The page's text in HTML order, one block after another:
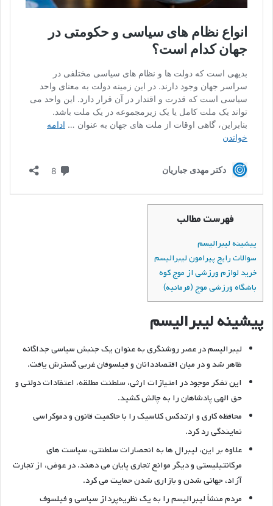
فهرست مطالب
پیشینه لیبرالیسم
سوالات رایج پیرامون لیبرالیسم
خرید لوازم ورزشی از موج کوه
باشگاه ورزشی موج (فرمانیه)
پیشینه لیبرالیسم
لیبرالیسم در عصر روشنگری به عنوان یک جنبش سیاسی جداگانه
ظاهر شد و در میان اقتصاددانان و فیلسوفان غربی گسترش یافت.
این تفکر موجود در امتیازات ارثی، سلطنت مطلقه، اعتقادات دولتی و
حق الهی پادشاهان را به چالش کشید.
محافظه کاری و ارتدکس کلاسیک را با حاکمیت قانون و دموکراسی
نمایندگی رد کرد.
علاوه بر این، لیبرال ها به انحصارات سلطنتی، سیاست های
مرکانتیلیستی و دیگر موانع تجاری پایان می دهند. در عوض، از تجارت
آزاد، جهانی شدن و بازاری شدن حمایت می کرد.
مردم منشأ لیبرالیسم را به یک نظریه‌پرداز سیاسی و فیلسوف